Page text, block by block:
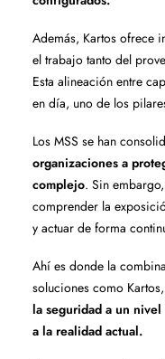
Además, Kartos ofrece
el trabajo tanto del
Esta alineación entre
en día, uno de los
Los MSS se han
organizaciones a
complejo. Sin
comprender la
y actuar de forma
Ahí es donde la
soluciones como
la seguridad a un
a la realidad actual.